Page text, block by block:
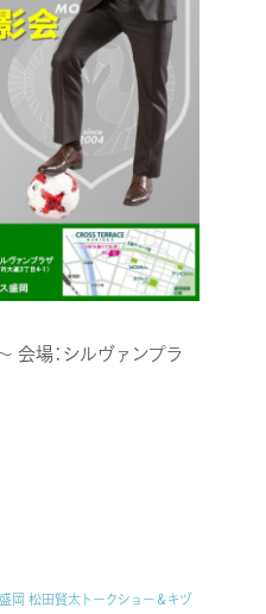
会場：シルヴァンプラ
岡 松田賢太トークショー＆キヅ